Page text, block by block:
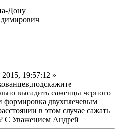
Дону
19:57:12 »
высадить саженцы черного
формировка двухплечевым
в этом случае сажать
С Уважением Андрей